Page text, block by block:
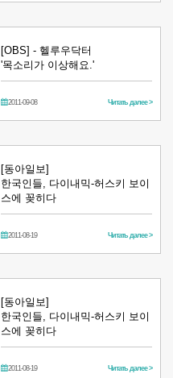
[OBS] - 헬루우닥터
'목소리가 이상해요.'
2011-09-08 Читать далее >
[동아일보]
한국인들, 다이내믹-허스키 보이
스에 꽂히다
2011-08-19 Читать далее >
[동아일보]
한국인들, 다이내믹-허스키 보이
스에 꽂히다
2011-08-19 Читать далее >